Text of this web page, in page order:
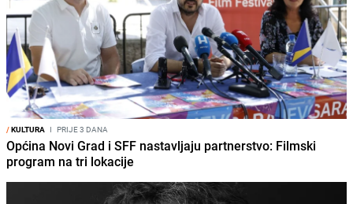
/KULTURA I PRIJE 3 DANA
Općina Novi Grad i SFF nastavljaju partnerstvo: Filmski
program na tri lokacije